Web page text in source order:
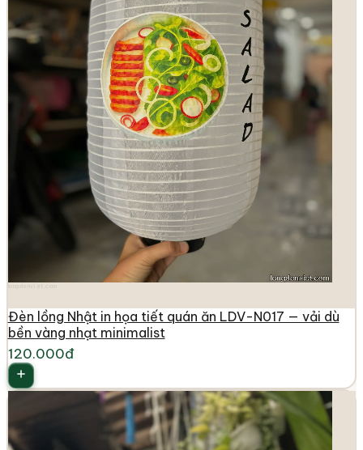
Đèn lồng Nhật in họa tiết quán ăn LDV-N017 — vải dù
bền vàng nhạt minimalist
120.000đ